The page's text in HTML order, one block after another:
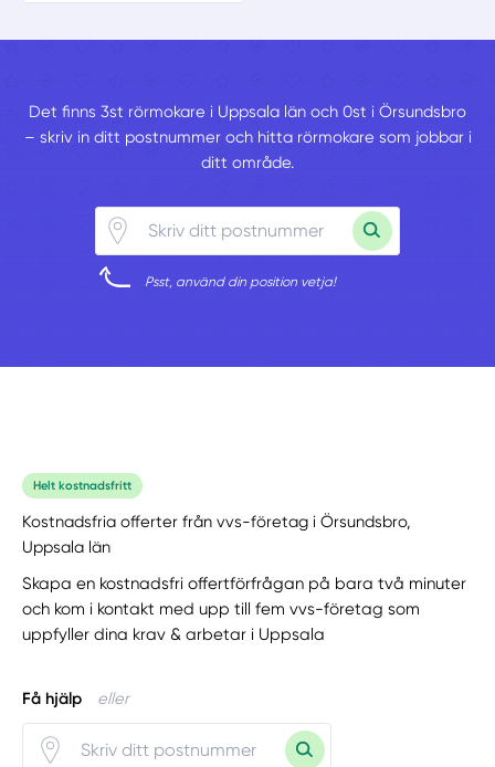
Det finns 3st rörmokare i Uppsala län och 0st i Örsundsbro
– skriv in ditt postnummer och hitta rörmokare som jobbar i
ditt område.
Psst, använd din position vetja!
Helt kostnadsfritt
Kostnadsfria offerter från vvs-företag i Örsundsbro,
Uppsala län
Skapa en kostnadsfri offertförfrågan på bara två minuter
och kom i kontakt med upp till fem vvs-företag som
uppfyller dina krav & arbetar i Uppsala
Få hjälp eller